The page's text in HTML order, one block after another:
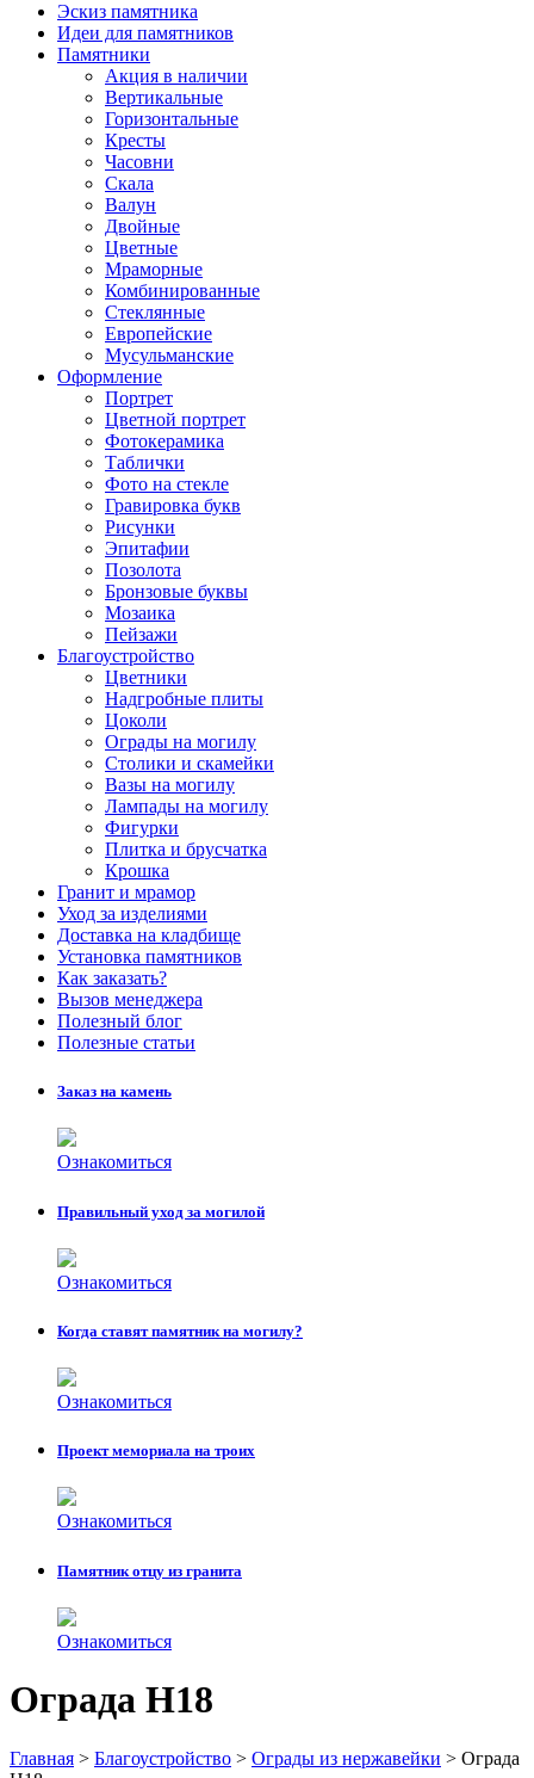
Эскиз памятника
Идеи для памятников
Памятники
Акция в наличии
Вертикальные
Горизонтальные
Кресты
Часовни
Скала
Валун
Двойные
Цветные
Мраморные
Комбинированные
Стеклянные
Европейские
Мусульманские
Оформление
Портрет
Цветной портрет
Фотокерамика
Таблички
Фото на стекле
Гравировка букв
Рисунки
Эпитафии
Позолота
Бронзовые буквы
Мозаика
Пейзажи
Благоустройство
Цветники
Надгробные плиты
Цоколи
Ограды на могилу
Столики и скамейки
Вазы на могилу
Лампады на могилу
Фигурки
Плитка и брусчатка
Крошка
Гранит и мрамор
Уход за изделиями
Доставка на кладбище
Установка памятников
Как заказать?
Вызов менеджера
Полезный блог
Полезные статьи
Заказ на камень
Ознакомиться
Правильный уход за могилой
Ознакомиться
Когда ставят памятник на могилу?
Ознакомиться
Проект мемориала на троих
Ознакомиться
Памятник отцу из гранита
Ознакомиться
Ограда Н18
Главная > Благоустройство > Ограды из нержавейки > Ограда